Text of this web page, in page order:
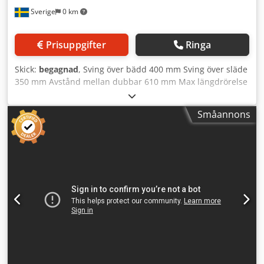
axlar: 2 Revolver med verktygsdrift från Sauter Antal
Verktygens tvärsnitt: 20 x 20 mm Varvtal för drivna verktyg:
4 200 varv/min Effekt för drivna verktyg: 4,2 kW
Utrymmesbehov (för transport): 3 190 x 1 600 x 1 700 mm
Vikt: ca 3 200 kg På begäran kan transport och lastning
ordnas mot ett tillägg. Detta kan arrangeras i hela Europa.
Priserna anges exklusive moms. Credpfozkr Sksx Apysf
Besiktning kan ske efter överenskommelse. Kontakta oss,
vårt team hjälper dig gärna. Inbyte eller byteshandel är
för din produktion? Eller vill du sälja din maskin? För mer
information eller kontaktuppgifter, besök vår webbplats.
Sverige 0 km
Prisuppgifter Ringa
Skick: begagnad, Sving över bädd 400 mm Sving över släde
350 mm Avstånd mellan dubbar 610 mm Max längdrörelse
560 mm Max tvärrörelse 40+120 mm Spindelvarvtal 40–
4000 varv/min Spindelhål 52 mm Revolver med 12
stationer Styrsystem: Crodpfx Asxg Nd Aopyof Fanuc 6T
Utrustad med: Se bilder
Småannons